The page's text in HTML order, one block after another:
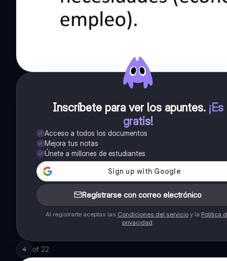
Inscríbete para ver los apuntes. ¡Es
gratis!
Acceso a todos los documentos
Mejora tus notas
Únete a millones de estudiantes
Regístrarse con correo electrónico
Al registrarte aceptas las Condiciones del servicioy la Política
privacidad.
4 of 22